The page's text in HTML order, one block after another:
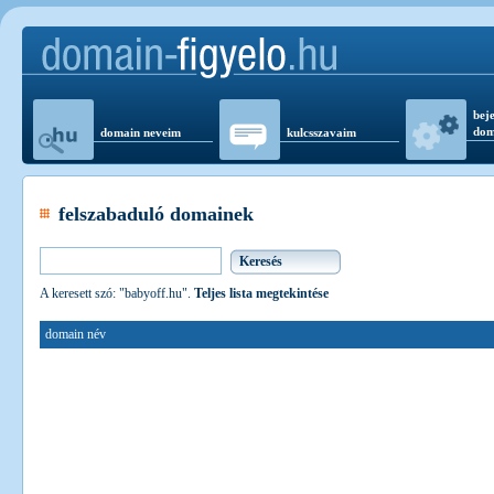
domain neveim kulcsszavaim
felszabaduló domainek
A keresett szó: "babyoff.hu". Teljes lista megtekintése
domain név